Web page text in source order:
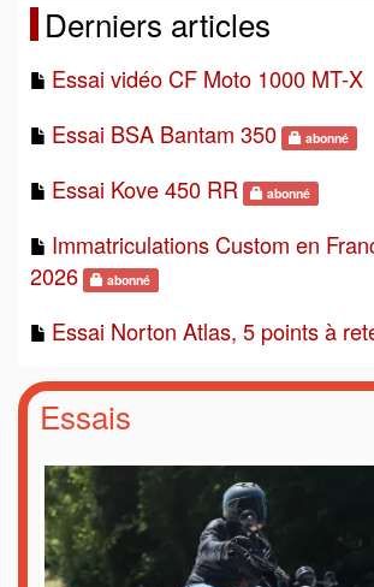
Derniers articles
Essai vidéo CF Moto 1000 MT-X
Essai BSA Bantam 350
abonné
Essai Kove 450 RR abonné
Immatriculations Custom en
2026
abonné
Essai Norton Atlas, 5 points à
Essais